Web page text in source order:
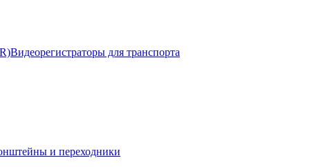
Видеорегистраторы для транспорта
и переходники